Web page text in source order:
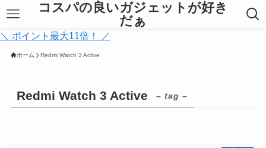
コスパの良いガジェットが好き
だぁ
＼ ポイント最大11倍！ ／
ホーム Redmi Watch 3 Active
Redmi Watch 3 Active – tag –